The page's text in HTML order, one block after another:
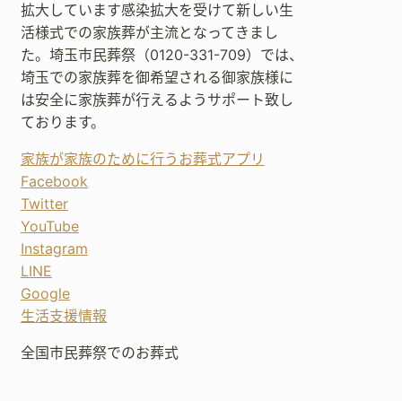
拡大しています感染拡大を受けて新しい生
活様式での家族葬が主流となってきまし
た。埼玉市民葬祭（0120-331-709）では、
埼玉での家族葬を御希望される御家族様に
は安全に家族葬が行えるようサポート致し
ております。
家族が家族のために行うお葬式アプリ
Facebook
Twitter
YouTube
Instagram
LINE
Google
生活支援情報
全国市民葬祭でのお葬式